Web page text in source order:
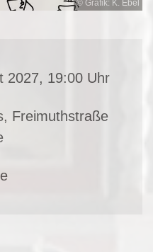
© Grafik: K. Ebel
2027, 19:00 Uhr
Freimuthstraße